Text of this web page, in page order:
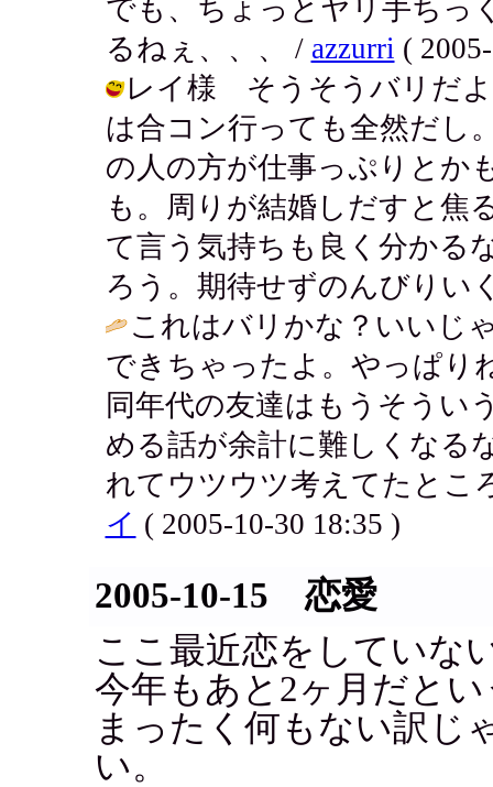
でも、ちょっとヤリ手ち
るねぇ、、、 / azzurri (
レイ様 そうそうバリだよ
は合コン行っても全然だし
の人の方が仕事っぷりとか
も。周りが結婚しだすと焦
て言う気持ちも良く分かる
ろう。期待せずのんびりい
これはバリかな？いいじ
できちゃったよ。やっぱり
同年代の友達はもうそうい
める話が余計に難しくなる
れてウツウツ考えてたと
イ ( 2005-10-30 18:35 )
2005-10-15 恋愛
ここ最近恋をしていな
今年もあと2ヶ月だと
まったく何もない訳じ
い。